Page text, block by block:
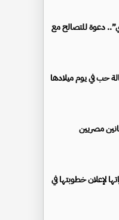
دعوة للتصالح مع
حب في يوم ميلادها
مصريين
لإعلان خطوبتها في